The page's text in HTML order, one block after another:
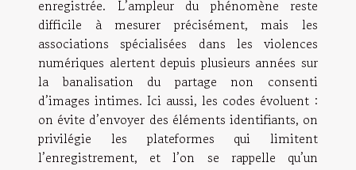
enregistrée. L’ampleur du phénomène reste
difficile à mesurer précisément, mais les
associations spécialisées dans les violences
numériques alertent depuis plusieurs années sur
la banalisation du partage non consenti
d’images intimes. Ici aussi, les codes évoluent :
on évite d’envoyer des éléments identifiants, on
privilégie les plateformes qui limitent
l’enregistrement, et l’on se rappelle qu’un